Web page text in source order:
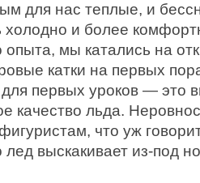
для нас теплые, и
холодно и более
опыта, мы катались на
катки на первых
первых уроков — это
качество льда.
что уж
выскакивает из-под